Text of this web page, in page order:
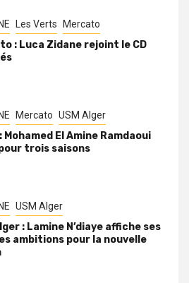
Les Verts Mercato
: Luca Zidane rejoint le CD
Mercato USM Alger
Mohamed El Amine Ramdaoui
trois saisons
USM Alger
: Lamine N’diaye affiche ses
ambitions pour la nouvelle